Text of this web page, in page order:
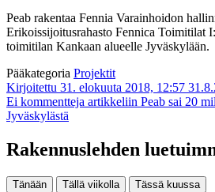
Peab rakentaa Fennia Varainhoidon
Erikoissijoitusrahasto Fennica Toimitilat
toimitilan Kankaan alueelle Jyväskylään.
Pääkategoria Projektit
Kirjoitettu 31. elokuuta 2018, 12:57
Ei kommentteja artikkeliin Peab sai 20
Jyväskylästä
Rakennuslehden
Tänään Tällä viikolla Tässä kuussa